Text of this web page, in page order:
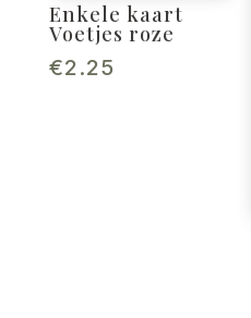
Enkele kaart
Voetjes roze
€2.25